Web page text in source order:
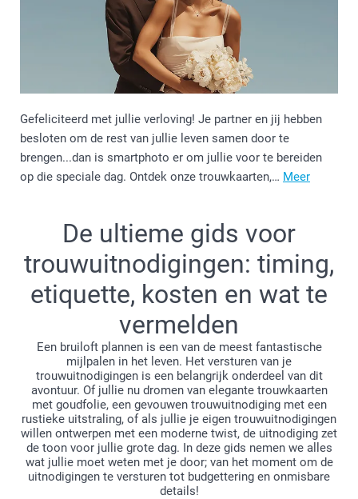
Gefeliciteerd met jullie verloving! Je partner en jij hebben
besloten om de rest van jullie leven samen door te
brengen...dan is smartphoto er om jullie voor te bereiden
op die speciale dag. Ontdek onze trouwkaarten,… Meer
De ultieme gids voor
trouwuitnodigingen: timing,
etiquette, kosten en wat te
vermelden
Een bruiloft plannen is een van de meest fantastische
mijlpalen in het leven. Het versturen van je
trouwuitnodigingen is een belangrijk onderdeel van dit
avontuur. Of jullie nu dromen van elegante trouwkaarten
met goudfolie, een gevouwen trouwuitnodiging met een
rustieke uitstraling, of als jullie je eigen trouwuitnodigingen
willen ontwerpen met een moderne twist, de uitnodiging zet
de toon voor jullie grote dag. In deze gids nemen we alles
wat jullie moet weten met je door; van het moment om de
uitnodigingen te versturen tot budgettering en onmisbare
details!